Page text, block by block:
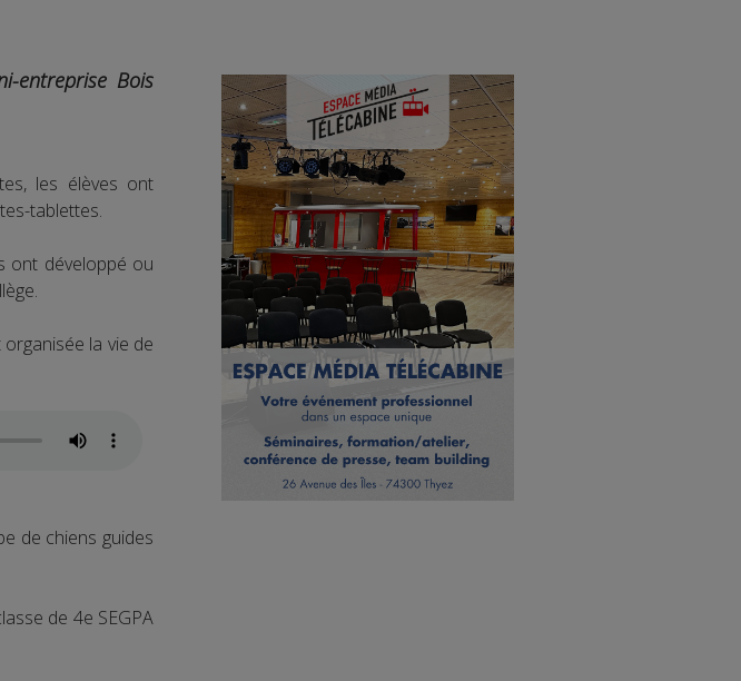
entreprise Bois
les élèves ont
tablettes.
ont développé ou
la vie de
de chiens guides
de 4e SEGPA